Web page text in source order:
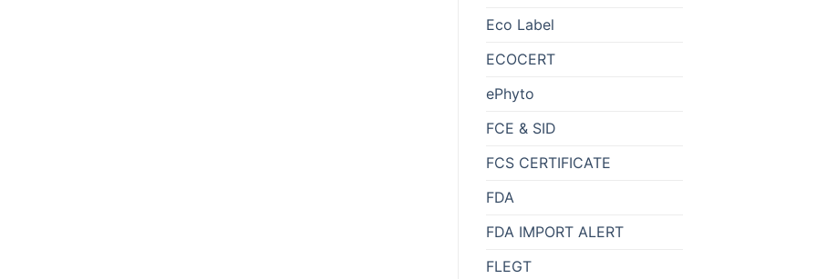
Eco Label
ECOCERT
ePhyto
FCE & SID
FCS CERTIFICATE
FDA
FDA IMPORT ALERT
FLEGT